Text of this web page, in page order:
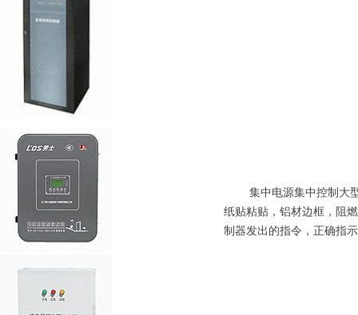
集中电源集中控制大型
纸贴粘贴，铝材边框，阻
制器发出的指令，正确指